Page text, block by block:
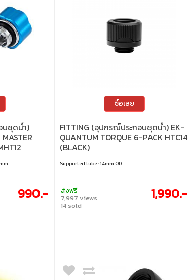
บชุดน้ำ)
990.-
ซื้อเลย
FITTING (อุปกรณ์ประกอบชุดน้ำ) EK-
QUANTUM TORQUE 6-PACK HTC14
(BLACK)
Supported tube : 14mm OD
ส่งฟรี
7,997 views
14 sold
1,990.-